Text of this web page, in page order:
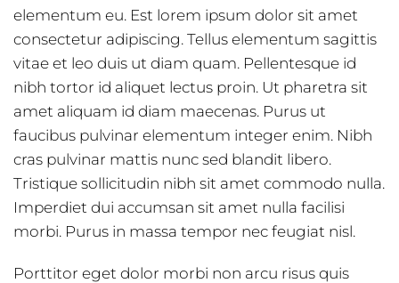
elementum eu. Est lorem ipsum dolor sit amet
consectetur adipiscing. Tellus elementum sagittis
vitae et leo duis ut diam quam. Pellentesque id
nibh tortor id aliquet lectus proin. Ut pharetra sit
amet aliquam id diam maecenas. Purus ut
faucibus pulvinar elementum integer enim. Nibh
cras pulvinar mattis nunc sed blandit libero.
Tristique sollicitudin nibh sit amet commodo nulla.
Imperdiet dui accumsan sit amet nulla facilisi
morbi. Purus in massa tempor nec feugiat nisl.
Porttitor eget dolor morbi non arcu risus quis